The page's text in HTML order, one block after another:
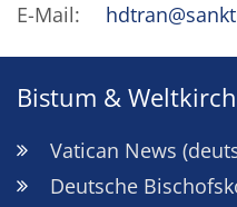
E-Mail:
Bistum &
Vatican News
Deutsche